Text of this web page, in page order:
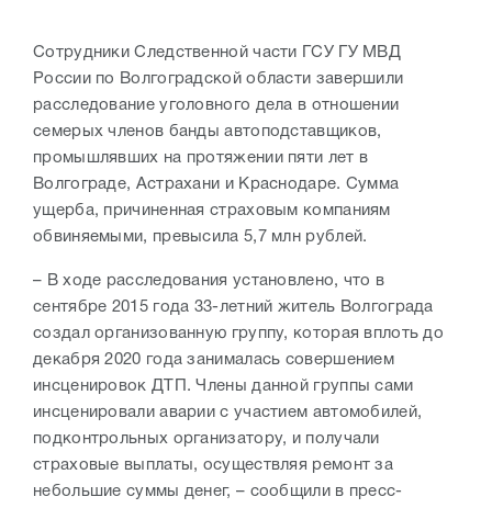
Сотрудники Следственной части ГСУ ГУ МВД
России по Волгоградской области завершили
расследование уголовного дела в отношении
семерых членов банды автоподставщиков,
промышлявших на протяжении пяти лет в
Волгограде, Астрахани и Краснодаре. Сумма
ущерба, причиненная страховым компаниям
обвиняемыми, превысила 5,7 млн рублей.
– В ходе расследования установлено, что в
сентябре 2015 года 33-летний житель Волгограда
создал организованную группу, которая вплоть до
декабря 2020 года занималась совершением
инсценировок ДТП.Члены данной группы сами
инсценировали аварии с участием автомобилей,
подконтрольных организатору, и получали
страховые выплаты, осуществляя ремонт за
небольшие суммы денег, – сообщили в пресс-